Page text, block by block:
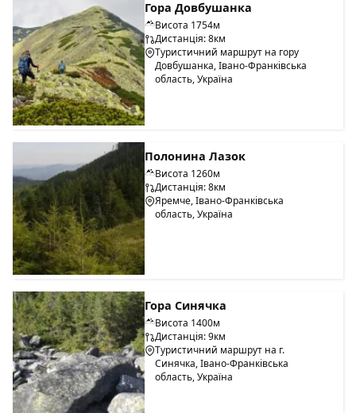
Гора Довбушанка
Висота 1754м
Дистанція: 8км
Туристичний маршрут на гору
Довбушанка, Івано-Франківська
область, Україна
Полонина Лазок
Висота 1260м
Дистанція: 8км
Яремче, Івано-Франківська
область, Україна
Гора Синячка
Висота 1400м
Дистанція: 9км
Туристичний маршрут на г.
Синячка, Івано-Франківська
область, Україна